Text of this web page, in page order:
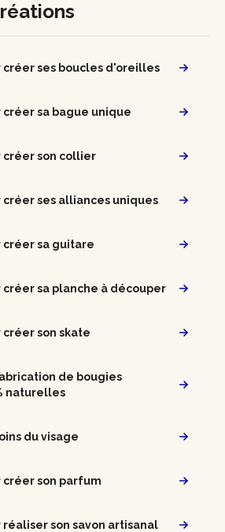
créer ses boucles d'oreilles
créer sa bague unique
créer son collier
créer ses alliances uniques
créer sa guitare
créer sa planche à découper
créer son skate
de bougies
naturelles
du visage
créer son parfum
réaliser son savon artisanal